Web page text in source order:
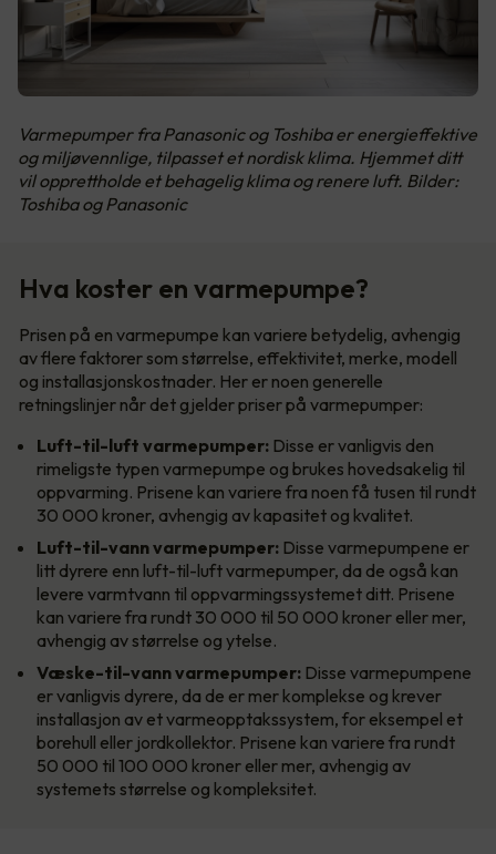
Varmepumper fra Panasonic og Toshiba er energieffektive
og miljøvennlige, tilpasset et nordisk klima. Hjemmet ditt
vil opprettholde et behagelig klima og renere luft. Bilder:
Toshiba og Panasonic
Hva koster en varmepumpe?
Prisen på en varmepumpe kan variere betydelig, avhengig
av flere faktorer som størrelse, effektivitet, merke, modell
og installasjonskostnader. Her er noen generelle
retningslinjer når det gjelder priser på varmepumper:
Luft-til-luft varmepumper: Disse er vanligvis den
rimeligste typen varmepumpe og brukes hovedsakelig til
oppvarming. Prisene kan variere fra noen få tusen til rundt
30 000 kroner, avhengig av kapasitet og kvalitet.
Luft-til-vann varmepumper: Disse varmepumpene er
litt dyrere enn luft-til-luft varmepumper, da de også kan
levere varmtvann til oppvarmingssystemet ditt. Prisene
kan variere fra rundt 30 000 til 50 000 kroner eller mer,
avhengig av størrelse og ytelse.
Væske-til-vann varmepumper: Disse varmepumpene
er vanligvis dyrere, da de er mer komplekse og krever
installasjon av et varmeopptakssystem, for eksempel et
borehull eller jordkollektor. Prisene kan variere fra rundt
50 000 til 100 000 kroner eller mer, avhengig av
systemets størrelse og kompleksitet.